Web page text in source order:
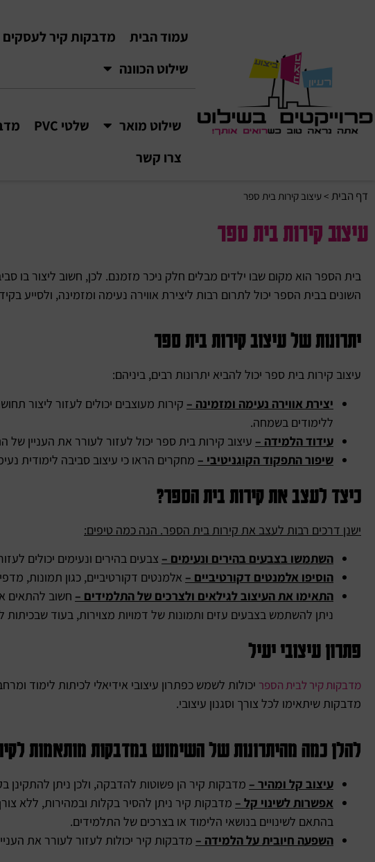
עמוד הבית מדבקות קיר לעסקים
שילוט הכוונה
שילוט מואר שלטי PVC
צרו קשר
דף הבית > עיצוב קירות בית ספר
עיצוב קירות בית ספר
בית הספר הוא מקום שבו ילדים מבלים חלק ניכר מזמנם. לכן, חשוב ליצור בו
השונים בבית הספר יכול לתרום רבות ליצירת אווירה נעימה ומזמינה, ולסייע
יתרונות של עיצוב קירות בית ספר
עיצוב קירות בית ספר יכול להביא יתרונות רבים, ביניהם:
יצירת אווירה נעימה ומזמינה – קירות מעוצבים יכולים לעזור ליצור
ללימודים בשמחה.
עידוד הלמידה – עיצוב קירות בית ספר יכול לעזור לעורר את העניין
שיפור התפקוד הקוגניטיבי – מחקרים הראו כי עיצוב סביבה לימודית
כיצד לעצב את קירות בית הספר?
ישנן דרכים רבות לעצב את קירות בית הספר. הנה כמה טיפים:
השתמשו בצבעים בהירים ונעימים – צבעים בהירים ונעימים יכולים
הוסיפו אלמנטים דקורטיביים – אלמנטים דקורטיביים, כגון תמונות,
התאימו את העיצוב לגילאים ולצרכים של התלמידים – חשוב להתאים
ניתן להשתמש בצבעים עזים ותמונות של דמויות מצוירות, בעוד שבכיתות
פתרון עיצובי יעיל
מדבקות קיר לבית הספר יכולות לשמש כפתרון עיצובי אידיאלי לכיתות לימוד
מדבקות שיתאימו לכל צורך וסגנון עיצובי.
להלן כמה מהיתרונות של השימוש במדבקות מותאמות
עיצוב קל ומהיר – מדבקות קיר הן פשוטות להדבקה, ולכן ניתן להתקינן
אפשרות לשינוי קל – מדבקות קיר ניתן להסיר בקלות ובמהירות, ללא
בהתאם לשינויים בנושאי הלימוד או בצרכים של התלמידים.
השפעה חיובית על הלמידה – מדבקות קיר יכולות לעזור לעורר את